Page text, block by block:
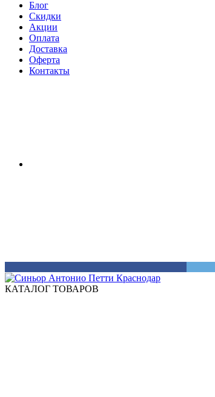
Блог
Скидки
Акции
Оплата
Доставка
Оферта
Контакты
КАТАЛОГ ТОВАРОВ